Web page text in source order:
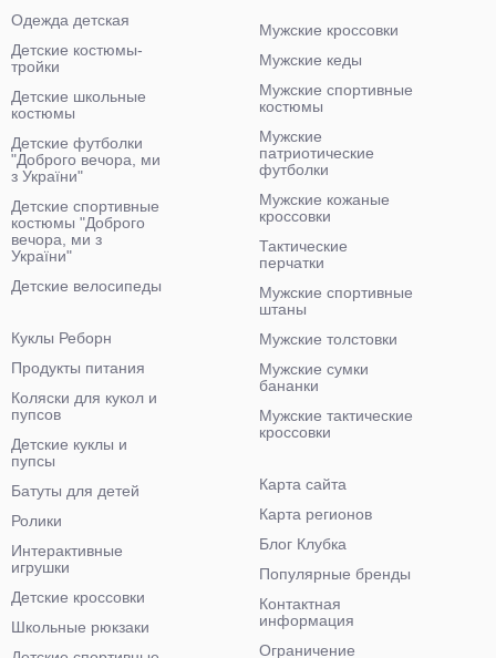
Одежда детская
Детские костюмы-
тройки
Детские школьные
костюмы
Детские футболки
"Доброго вечора, ми
з України"
Детские спортивные
костюмы "Доброго
вечора, ми з
України"
Детские велосипеды
Мужские кроссовки
Мужские кеды
Мужские спортивные
костюмы
Мужские
патриотические
футболки
Мужские кожаные
кроссовки
Тактические
перчатки
Мужские спортивные
штаны
Мужские толстовки
Мужские сумки
бананки
Мужские тактические
кроссовки
Куклы Реборн
Продукты питания
Коляски для кукол и
пупсов
Детские куклы и
пупсы
Батуты для детей
Ролики
Интерактивные
игрушки
Детские кроссовки
Школьные рюкзаки
Карта сайта
Карта регионов
Блог Клубка
Популярные бренды
Контактная
информация
Ограничение